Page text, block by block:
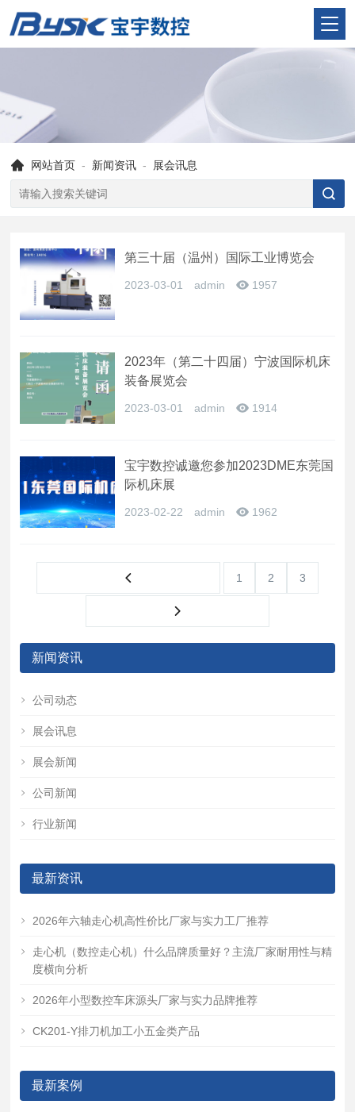
网站首页 - 新闻资讯 - 展会讯息
第三十届（温州）国际工业博览会
2023-03-01 admin 1957
2023年（第二十四届）宁波国际机床
装备展览会
2023-03-01 admin 1914
宝宇数控诚邀您参加2023DME东莞国
际机床展
2023-02-22 admin 1962
1 2 3
新闻资讯
公司动态
展会讯息
展会新闻
公司新闻
行业新闻
最新资讯
2026年六轴走心机高性价比厂家与实力工厂推荐
走心机（数控走心机）什么品牌质量好？主流厂家耐用性与精
度横向分析
2026年小型数控车床源头厂家与实力品牌推荐
CK201-Y排刀机加工小五金类产品
最新案例